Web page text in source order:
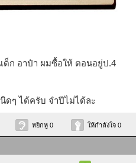
ด็ก อาป๋า ผมซื้อให้ ตอนอยู่ป.4
ดๆ ได้ครับ จำปีไม่ได้ละ
หยิกหู 0 ให้กำลังใจ 0